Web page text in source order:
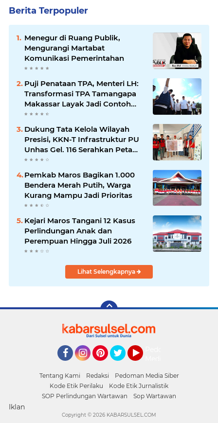
Berita Terpopuler
Menegur di Ruang Publik,
Mengurangi Martabat
Komunikasi Pemerintahan
Puji Penataan TPA, Menteri LH:
Transformasi TPA Tamangapa
Makassar Layak Jadi Contoh
Nasional
Dukung Tata Kelola Wilayah
Presisi, KKN-T Infrastruktur PU
Unhas Gel. 116 Serahkan Peta
Batas Dusun Berbasis GIS ke
Desa Bonto Matene
Pemkab Maros Bagikan 1.000
Bendera Merah Putih, Warga
Kurang Mampu Jadi Prioritas
Kejari Maros Tangani 12 Kasus
Perlindungan Anak dan
Perempuan Hingga Juli 2026
Lihat Selengkapnya
Tentang Kami Redaksi
Pedoman Media Siber
Kode Etik Perilaku
Kode Etik Jurnalistik
SOP Perlindungan Wartawan
Sop Wartawan
Iklan
Copyright © 2026 KABARSULSEL.COM